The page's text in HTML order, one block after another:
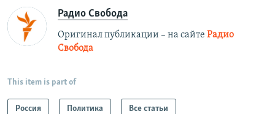
Радио Свобода
Оригинал публикации – на сайте Радио
Свобода
This item is part of
Россия Политика Все статьи